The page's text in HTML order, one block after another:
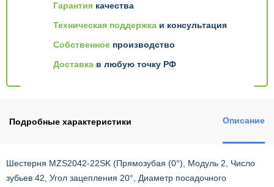
Гарантия качества
Техническая поддержка и консультация
Собственное производство
Доставка в любую точку РФ
Подробные характеристики Описание
Шестерня MZS2042-22SK (Прямозубая (0°), Модуль 2, Число
зубьев 42, Угол зацепления 20°, Диаметр посадочного